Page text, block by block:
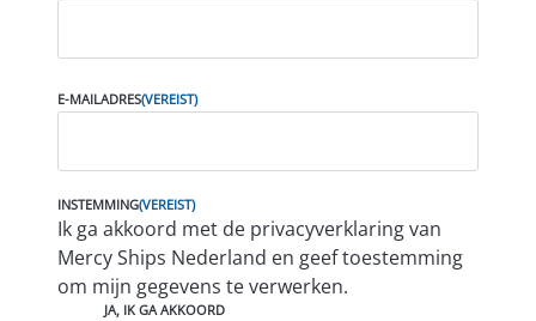
E-MAILADRES(VEREIST)
INSTEMMING(VEREIST)
Ik ga akkoord met de privacyverklaring van
Mercy Ships Nederland en geef toestemming
om mijn gegevens te verwerken.
JA, IK GA AKKOORD